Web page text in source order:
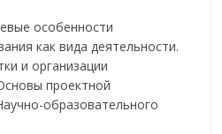
особенности
как вида деятельности.
и организации
проектной
образовательного